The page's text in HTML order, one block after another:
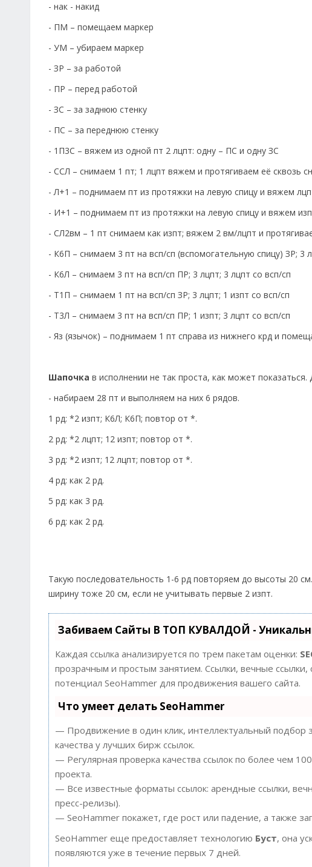
- нак - накид
- ПМ – помещаем маркер
- УМ – убираем маркер
- ЗР – за работой
- ПР – перед работой
- ЗС – за заднюю стенку
- ПС – за переднюю стенку
- 1П3С – вяжем из одной пт 2 лцпт: одну – ПС и одну ЗС
- ССЛ – снимаем 1 пт; 1 лцпт вяжем и протягиваем её сквозь
- Л+1 – поднимаем пт из протяжки на левую спицу и вяжем
- И+1 – поднимаем пт из протяжки на левую спицу и вяжем
- СЛ2вм – 1 пт снимаем как изпт; вяжем 2 вм/лцпт и
- К6П – снимаем 3 пт на всп/сп (вспомогательную спицу) ЗР; 3
- К6Л – снимаем 3 пт на всп/сп ПР; 3 лцпт; 3 лцпт со всп/сп
- Т1П – снимаем 1 пт на всп/сп ЗР; 3 лцпт; 1 изпт со всп/сп
- Т3Л – снимаем 3 пт на всп/сп ПР; 1 изпт; 3 лцпт со всп/сп
- Яз (язычок) – поднимаем 1 пт справа из нижнего крд и
Шапочка в исполнении не так проста, как может
- набираем 28 пт и выполняем на них 6 рядов.
1 рд: *2 изпт; К6Л; К6П; повтор от *.
2 рд: *2 лцпт; 12 изпт; повтор от *.
3 рд: *2 изпт; 12 лцпт; повтор от *.
4 рд: как 2 рд.
5 рд: как 3 рд.
6 рд: как 2 рд.
Такую последовательность 1-6 рд повторяем до высоты 20
ширину тоже 20 см, если не учитывать первые 2 изпт.
Забиваем Сайты В ТОП КУВАЛДОЙ -
Каждая ссылка анализируется по трем пакетам оценки:
прозрачным и простым занятием. Ссылки, вечные
потенциал SeoHammer для продвижения вашего сайта.
Что умеет делать SeoHammer
— Продвижение в один клик, интеллектуальный подбор
качества у лучших бирж ссылок.
— Регулярная проверка качества ссылок по более чем
проекта.
— Все известные форматы ссылок: арендные ссылки,
пресс-релизы).
— SeoHammer покажет, где рост или падение, а также
SeoHammer еще предоставляет технологию Буст, она
появляются уже в течение первых 7 дней.